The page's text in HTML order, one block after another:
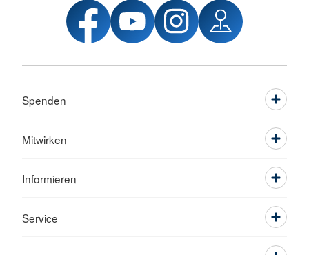
Spenden
Mitwirken
Informieren
Service